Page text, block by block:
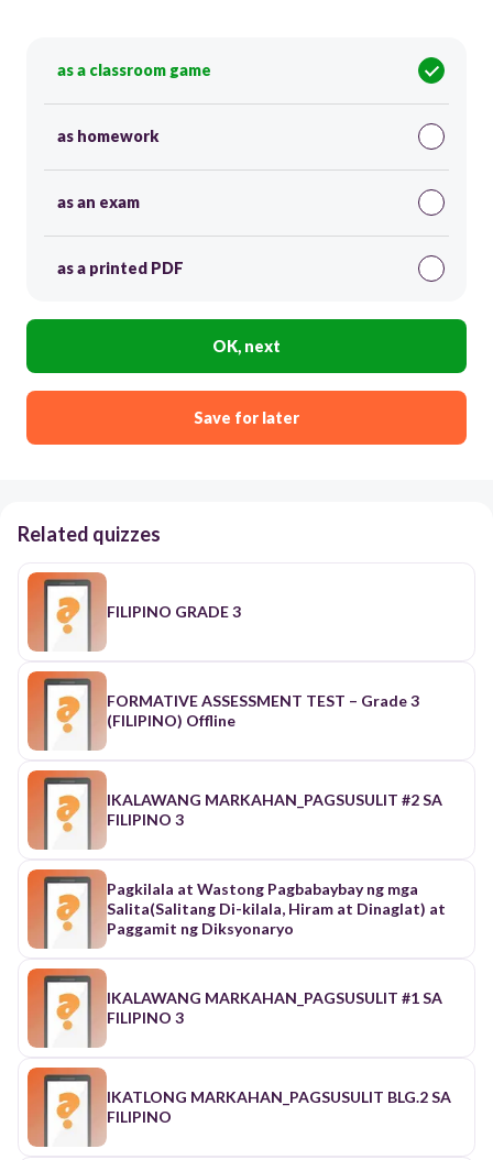
as a classroom game
as homework
as an exam
as a printed PDF
OK, next
Save for later
Related quizzes
FILIPINO GRADE 3
FORMATIVE ASSESSMENT TEST – Grade 3
(FILIPINO) Offline
IKALAWANG MARKAHAN_PAGSUSULIT #2 SA
FILIPINO 3
Pagkilala at Wastong Pagbabaybay ng mga
Salita(Salitang Di-kilala, Hiram at Dinaglat) at
Paggamit ng Diksyonaryo
IKALAWANG MARKAHAN_PAGSUSULIT #1 SA
FILIPINO 3
IKATLONG MARKAHAN_PAGSUSULIT BLG.2 SA
FILIPINO